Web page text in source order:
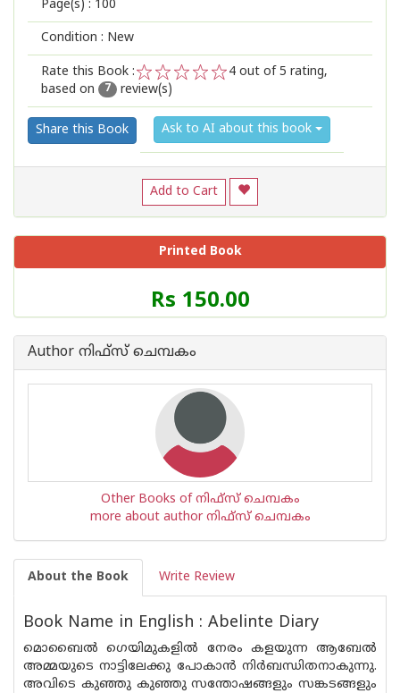
Page(s) : 100
Condition : New
Rate this Book :
2
1
4 out of 5 rating,
based on
7 review(s)
Share this Book Ask to AI about this book
Add to Cart
Printed Book
Price
of
Book
Rs 150.00
Author നിഫ്സ് ചെമ്പകം
Other Books of നിഫ്സ് ചെമ്പകം
more about author നിഫ്സ് ചെമ്പകം
About the Book Write Review
Book Name in English : Abelinte Diary
മൊബൈല്‍ ഗെയിമുകളില്‍ നേരം കളയുന്ന ആബേല്‍
അമ്മയുടെ നാട്ടിലേക്കു പോകാന്‍ നിര്‍ബന്ധിതനാകുന്നു.
അവിടെ കുഞ്ഞു കുഞ്ഞു സന്തോഷങ്ങളും സങ്കടങ്ങളും